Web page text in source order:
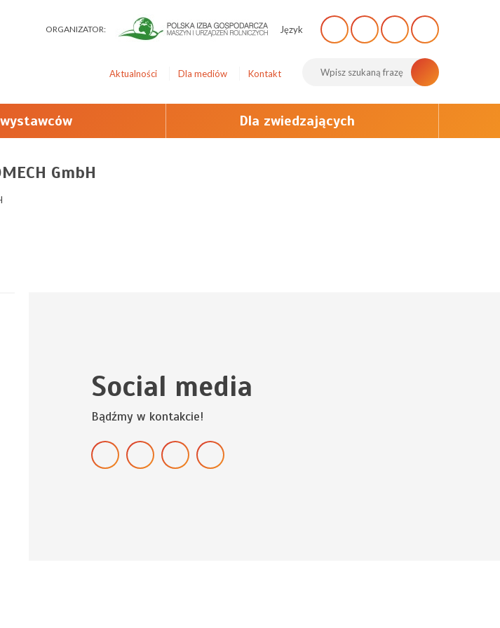
ORGANIZATOR: Język
Aktualności Dla mediów Kontakt
Dla zwiedzających
GmbH
Social media
Bądźmy w kontakcie!